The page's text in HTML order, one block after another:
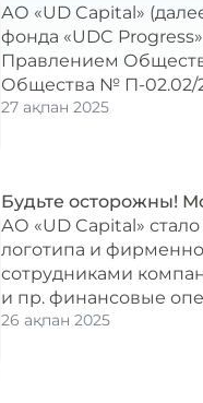
АО «UD Capital»
фонда «UDC
Правлением
Общества № П-02.02/
27 ақпан 2025
Будьте осторожны!
АО «UD Capital»
логотипа и
сотрудниками
и пр. финансовые
26 ақпан 2025